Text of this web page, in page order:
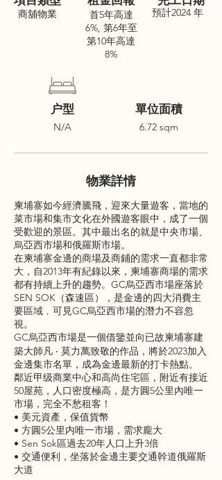
商舖物業
首5年高達
6%, 第6年至
第10年高達
8%
預計2024 年
户型
N/A
單位面積
6.72 sqm
物業詳情
柬埔寨如今經濟騰飛，迎來大量遊客，當地的
菜市場和集市文化在外國遊客眼中，成了一個
受歡迎的景區。其中最出名的就是中央市場、
烏亞西市場和俄羅斯市場。
在柬埔寨金邊的商場及商鋪的需求一直都非常
大，自2013年有紀錄以來，柬埔寨商場的需求
都有持續上升的趨勢。GC烏亞西市場座落於
SEN SOK（森速區），是金邊的四大消費主
要區域﹐可見GC烏亞西市場的潛力不容忽
視。
GC烏亞西市場是一個借鑒並向已故柬埔寨建
築大師凡 ‧ 莫力萬致敬的作品，將於2023加入
金邊集市名單，成為金邊最新的打卡熱點。
鄰近甲级商業中心和高尚住宅區，附近有接近
50屋苑，人口密度極高，是方圓5公里內唯一
市場，完全不愁租客！
• 美元資產，保值貨幣
• 方圓5公里内唯一市場，需求龐大
• Sen Sok區過去20年人口上升3倍
• 交通便利，坐落於金邊主要交通幹道俄羅斯
大道